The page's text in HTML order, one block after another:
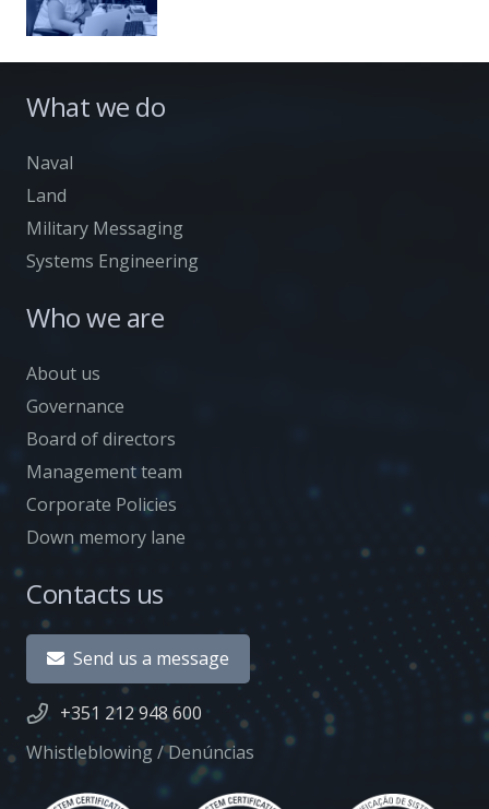
What we do
Naval
Land
Military Messaging
Systems Engineering
Who we are
About us
Governance
Board of directors
Management team
Corporate Policies
Down memory lane
Contacts us
Send us a message
+351 212 948 600
Whistleblowing / Denúncias